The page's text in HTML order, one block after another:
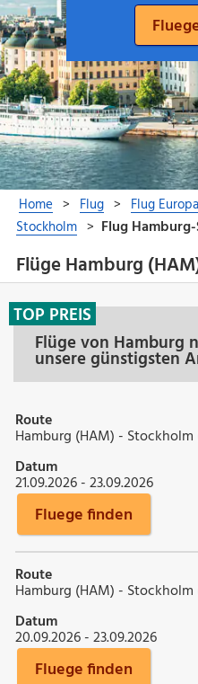
Flüge Hamburg
Flüge von Hamburg
unsere günstigsten
TOP PREIS
Route
Hamburg (HAM) - Stockholm
Datum
21.09.2026 - 23.09.2026
Fluege finden
Route
Hamburg (HAM) - Stockholm
Datum
20.09.2026 - 23.09.2026
Fluege finden